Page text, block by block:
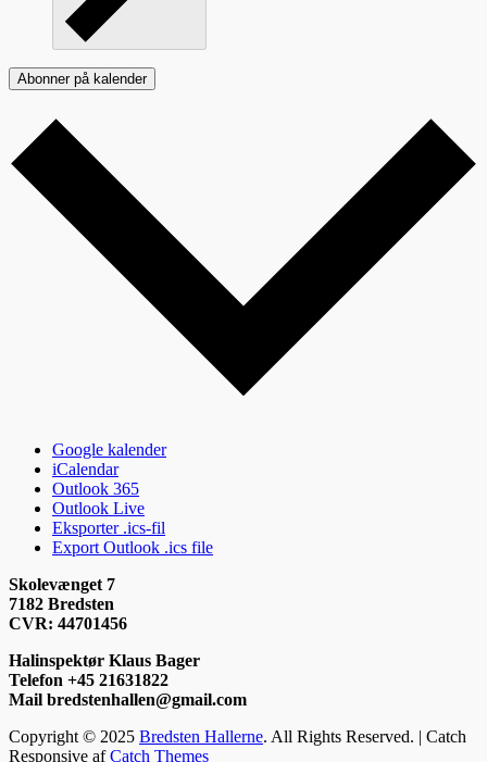
Abonner på kalender
Google kalender
iCalendar
Outlook 365
Outlook Live
Eksporter .ics-fil
Export Outlook .ics file
Skolevænget 7
7182 Bredsten
CVR: 44701456
Halinspektør Klaus Bager
Telefon +45 21631822
Mail bredstenhallen@gmail.com
Copyright © 2025 Bredsten Hallerne. All Rights Reserved. | Catch
Responsive afCatch Themes